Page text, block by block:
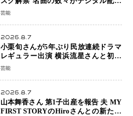
へ 40周年へ向け1年間で全作品を順次
芸能
2026.8.7
小栗旬さんが5年ぶり民放連続ドラマ
レギュラー出演 横浜流星さんと初共
演『LOST10』で異色バディ結成
芸能
2026.8.7
山本舞香さん 第1子出産を報告 夫 MY
FIRST STORYのHiroさんとの新たな